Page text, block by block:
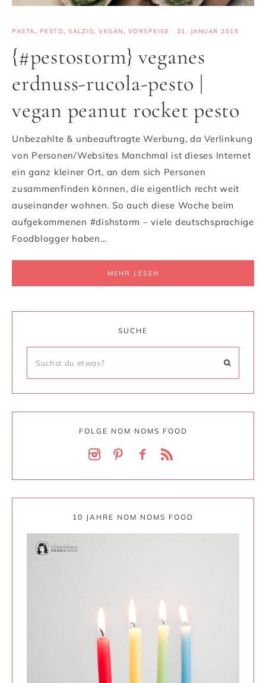
PASTA, PESTO, SALZIG, VEGAN, VORSPEISE · 31. JANUAR 2015
{#pestostorm} veganes
erdnuss-rucola-pesto |
vegan peanut rocket pesto
Unbezahlte & unbeauftragte Werbung, da Verlinkung
von Personen/Websites Manchmal ist dieses Internet
ein ganz kleiner Ort, an dem sich Personen
zusammenfinden können, die eigentlich recht weit
auseinander wohnen. So auch diese Woche beim
aufgekommenen #dishstorm – viele deutschsprachige
Foodblogger haben…
MEHR LESEN
SUCHE
FOLGE NOM NOMS FOOD
10 JAHRE NOM NOMS FOOD